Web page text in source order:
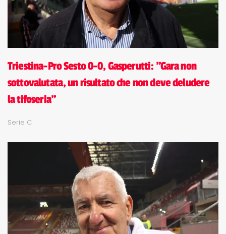
Triestina-Pro Sesto 0-0, Gasperutti: "Gara non
sottovalutata, un risultato che non deve deludere
la tifoseria"
Serie C